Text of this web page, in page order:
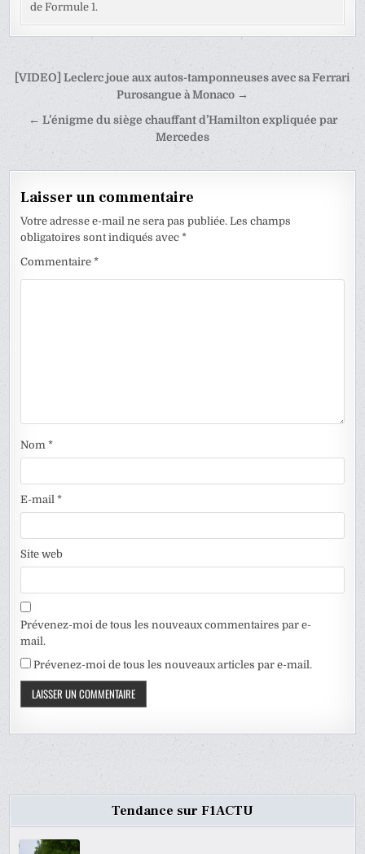
de Formule 1.
Navigation
l’article
[VIDEO] Leclerc joue aux autos-tamponneuses avec sa Ferrari
Purosangue à Monaco →
← L’énigme du siège chauffant d’Hamilton expliquée par
Mercedes
Laisser un commentaire
Votre adresse e-mail ne sera pas publiée. Les champs
obligatoires sont indiqués avec*
Commentaire*
Nom*
E-mail*
Site web
Prévenez-moi de tous les nouveaux commentaires par e-
mail.
Prévenez-moi de tous les nouveaux articles par e-mail.
Tendance sur F1ACTU